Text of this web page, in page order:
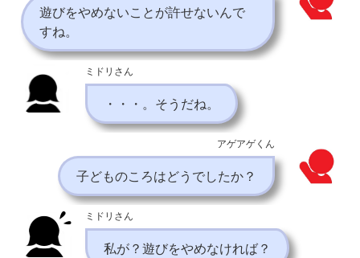
遊びをやめないことが許せないんで
すね。
ミドリさん
・・・。そうだね。
アゲアゲくん
子どものころはどうでしたか？
ミドリさん
私が？遊びをやめなければ？